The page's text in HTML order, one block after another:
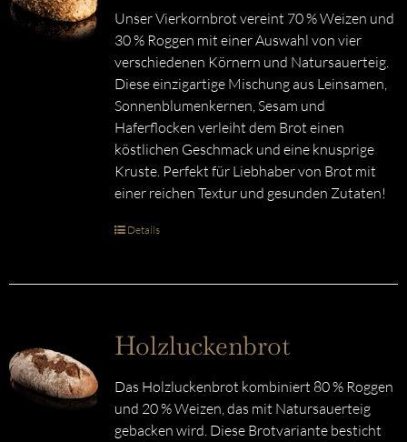
Unser Vierkornbrot vereint 70 % Weizen und
30 % Roggen mit einer Auswahl von vier
verschiedenen Körnern und Natursauerteig.
Diese einzigartige Mischung aus Leinsamen,
Sonnenblumenkernen, Sesam und
Haferflocken verleiht dem Brot einen
köstlichen Geschmack und eine knusprige
Kruste. Perfekt für Liebhaber von Brot mit
einer reichen Textur und gesunden Zutaten!
Details
Holzluckenbrot
Das Holzluckenbrot kombiniert 80 % Roggen
und 20 % Weizen, das mit Natursauerteig
gebacken wird. Diese Brotvariante besticht